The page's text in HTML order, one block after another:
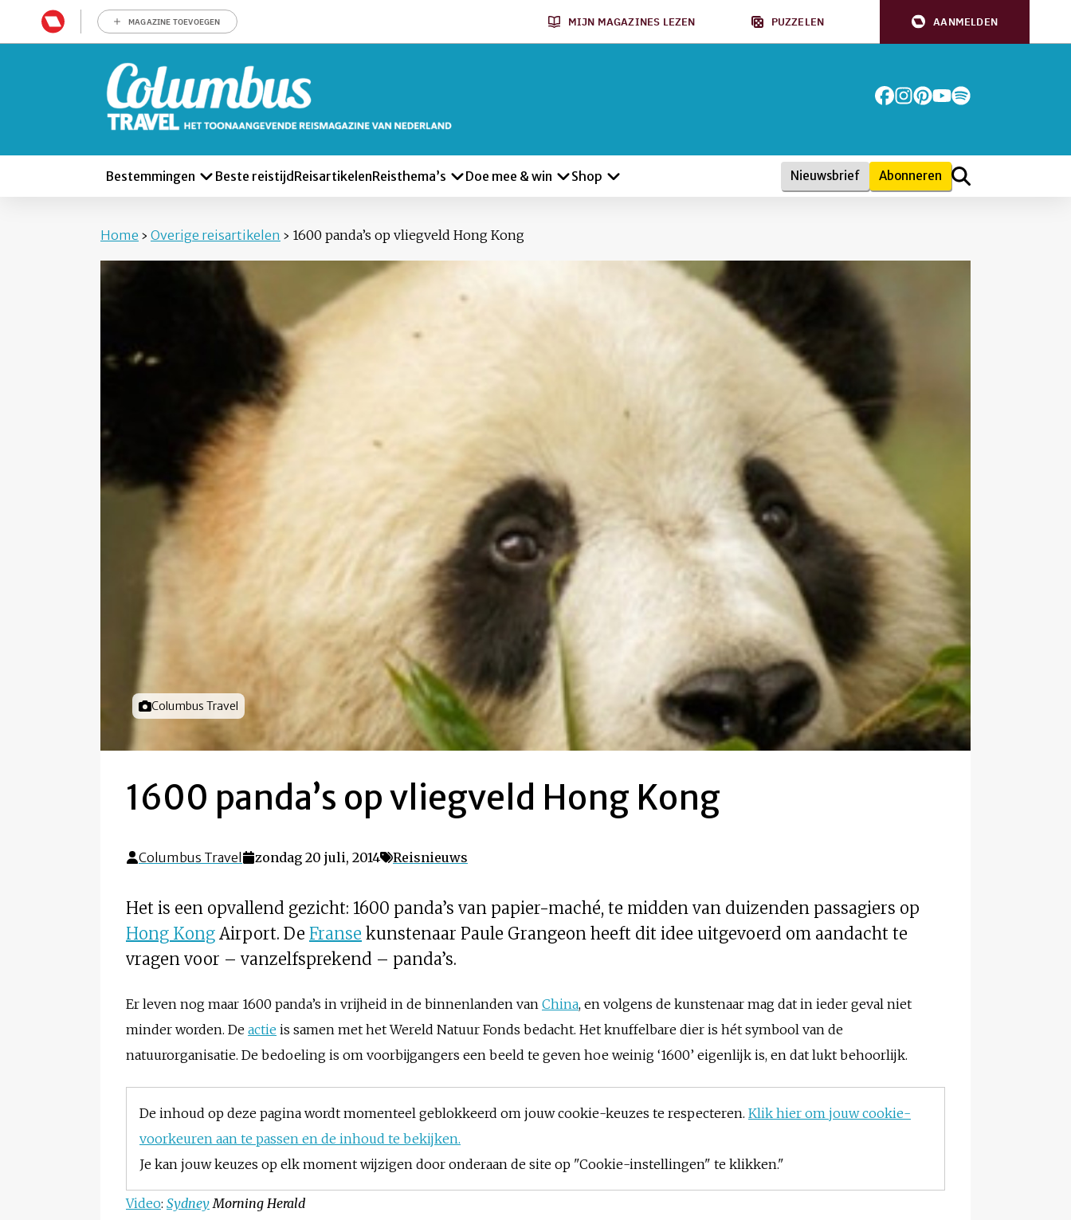
MAGAZINE TOEVOEGEN MIJN MAGAZINES LEZEN PUZZELEN AANMELDEN
Bestemmingen Beste reistijd ReisartikelenReisthema’s Doe mee & win Shop Nieuwsbrief Abonneren
Home › Overige reisartikelen › 1600 panda’s op vliegveld Hong Kong
Foto door
Columbus Travel
1600 panda’s op vliegveld Hong Kong
Columbus Travel zondag 20 juli, 2014 Reisnieuws
Het is een opvallend gezicht: 1600 panda’s van papier-maché, te midden van duizenden passagiers op
Hong Kong Airport. De Franse kunstenaar Paule Grangeon heeft dit idee uitgevoerd om aandacht te
vragen voor – vanzelfsprekend – panda’s.
Er leven nog maar 1600 panda’s in vrijheid in de binnenlanden van China, en volgens de kunstenaar mag dat in ieder geval niet
minder worden. De actie is samen met het Wereld Natuur Fonds bedacht. Het knuffelbare dier is hét symbool van de
natuurorganisatie. De bedoeling is om voorbijgangers een beeld te geven hoe weinig ‘1600’ eigenlijk is, en dat lukt behoorlijk.
De inhoud op deze pagina wordt momenteel geblokkeerd om jouw cookie-keuzes te respecteren. Klik hier om jouw cookie-
voorkeuren aan te passen en de inhoud te bekijken.
Je kan jouw keuzes op elk moment wijzigen door onderaan de site op "Cookie-instellingen" te klikken."
Video: Sydney Morning Herald